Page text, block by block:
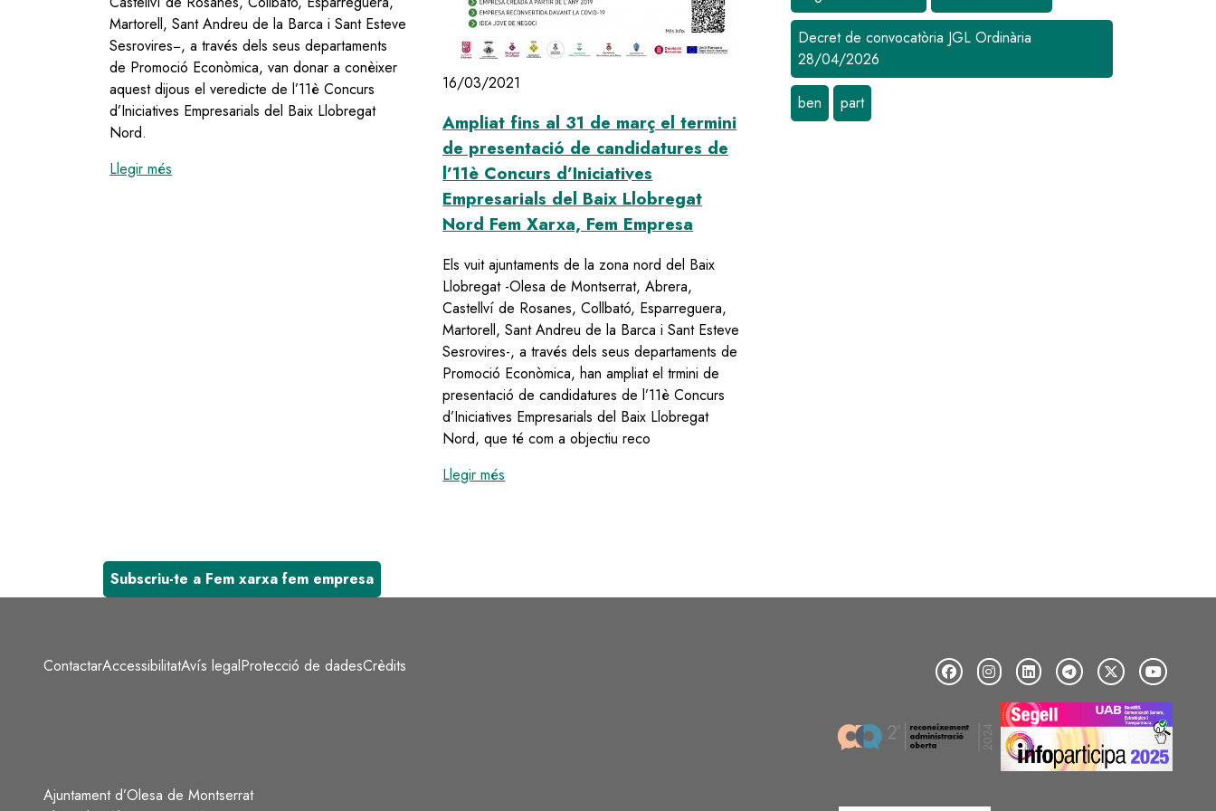
Martorell, Sant Andreu de la Barca i Sant Esteve
Sesrovires−, a través dels seus departaments
de Promoció Econòmica, van donar a conèixer
aquest dijous el veredicte de l’11è Concurs
d’Iniciatives Empresarials del Baix Llobregat
Nord.
Llegir més
El Concurs d'Iniciatives Empresarials del Baix Llobregat Nord fa públic els projectes guanyadors
16/03/2021
Ampliat fins al 31 de març el termini
de presentació de candidatures de
l’11è Concurs d’Iniciatives
Empresarials del Baix Llobregat
Nord Fem Xarxa, Fem Empresa
Els vuit ajuntaments de la zona nord del Baix
Llobregat -Olesa de Montserrat, Abrera,
Castellví de Rosanes, Collbató, Esparreguera,
Martorell, Sant Andreu de la Barca i Sant Esteve
Sesrovires-, a través dels seus departaments de
Promoció Econòmica, han ampliat el trmini de
presentació de candidatures de l’11è Concurs
d’Iniciatives Empresarials del Baix Llobregat
Nord, que té com a objectiu reco
Llegir més
Subscriu-te a Fem xarxa fem empresa
Decret de convocatòria JGL Ordinària
28/04/2026
ben part
Peu
ContactarAccessibilitatAvís legalProtecció de dadesCrèdits
Ajuntament d’Olesa de Montserrat
Image
Image